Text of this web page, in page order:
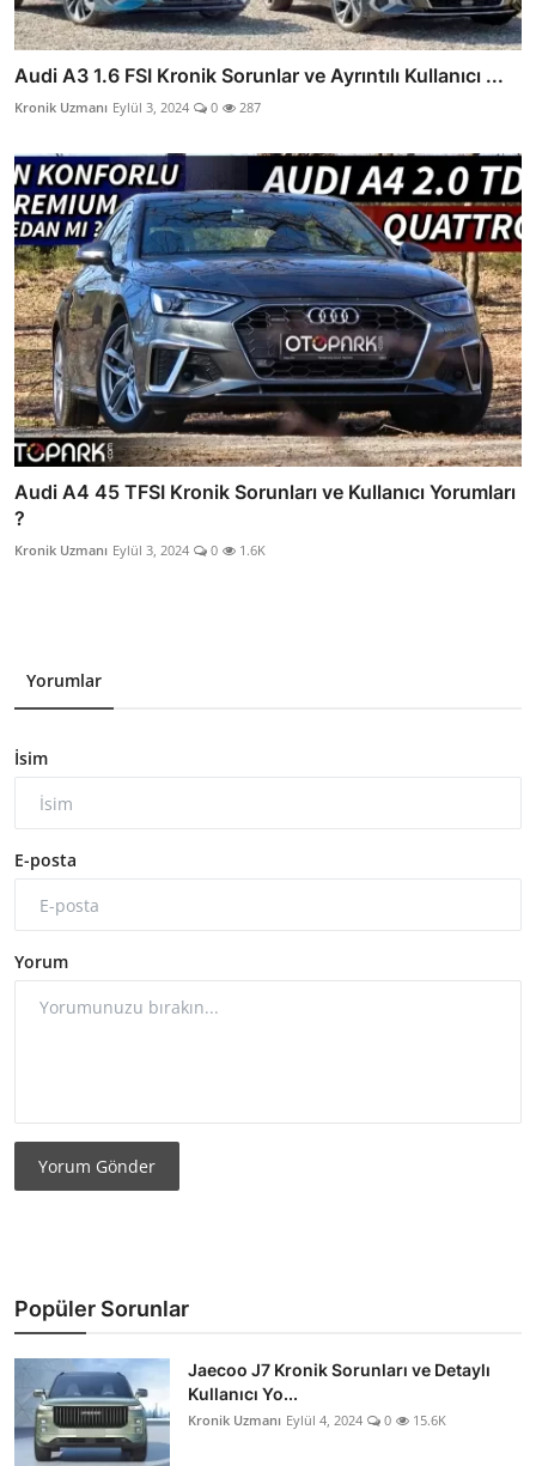
Audi A3 1.6 FSI Kronik Sorunlar ve Ayrıntılı Kullanıcı ...
Kronik Uzmanı Eylül 3, 2024 0 287
Audi A4 45 TFSI Kronik Sorunları ve Kullanıcı Yorumları
?
Kronik Uzmanı Eylül 3, 2024 0 1.6K
Yorumlar
İsim
E-posta
Yorum
Yorum Gönder
Popüler Sorunlar
Jaecoo J7 Kronik Sorunları ve Detaylı
Kullanıcı Yo...
Kronik Uzmanı Eylül 4, 2024 0 15.6K